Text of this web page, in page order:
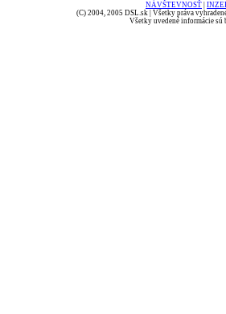
NÁVŠTEVNOSŤ
(C) 2004, 2005 DSL.sk | Všetky práva
Všetky uvedené informácie sú